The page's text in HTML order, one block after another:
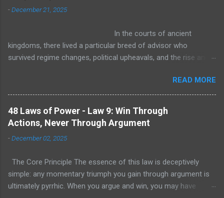
-December 21, 2025
In the courts of ancient
kingdoms, there lived a particular breed of advisor who
survived regime changes, political upheavals, and the rise and
battles and ministers were banished for policy failures, these
individuals remained. Their secret? They had made themselves
utterly indispensable to the throne. This law draws directly
from this timeless dynamic. To maintain power and security,
you must make others depend on you. In the language of
kingdoms, this means becoming not just a subject, but a
the most enduring power came not from commanding armies
or controlling treasuries, but from possessing what the king
could not afford to lose. The physician who alone knew how to
READ MORE
48 Laws of Power - Law 9: Win Through
Actions, Never Through Argument
-December 02, 2025
The Core Principle The essence of this law is deceptively
simple: any momentary triumph you gain through argument is
ultimately pyrrhic. When you argue and win, you may have